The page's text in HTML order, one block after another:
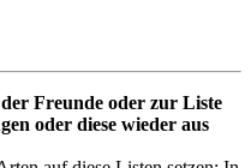
Freunde oder zur Liste
oder diese wieder aus